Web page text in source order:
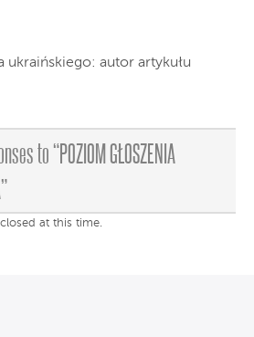
ukraińskiego: autor artykułu
to “POZIOM GŁOSZENIA
at this time.